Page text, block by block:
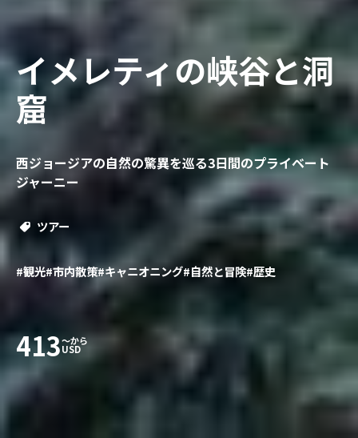
イメレティの峡谷と洞
窟
西ジョージアの自然の驚異を巡る3日間のプライベート
ジャーニー
ツアー
#観光#市内散策#キャニオニング#自然と冒険#歴史
413〜から
USD